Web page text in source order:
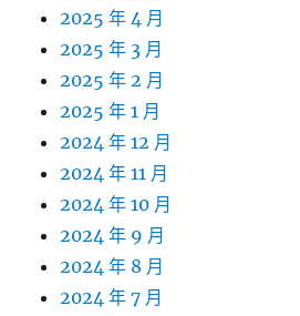
2025 年 4 月
2025 年 3 月
2025 年 2 月
2025 年 1 月
2024 年 12 月
2024 年 11 月
2024 年 10 月
2024 年 9 月
2024 年 8 月
2024 年 7 月